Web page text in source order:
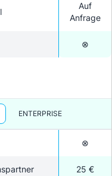
Auf
Anfrage
⊗
ENTERPRISE
⊗
25 €